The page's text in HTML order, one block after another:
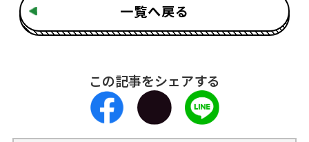
一覧へ戻る
この記事をシェアする